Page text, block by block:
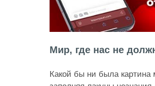
Мир, где нас не
Какой бы ни была картина